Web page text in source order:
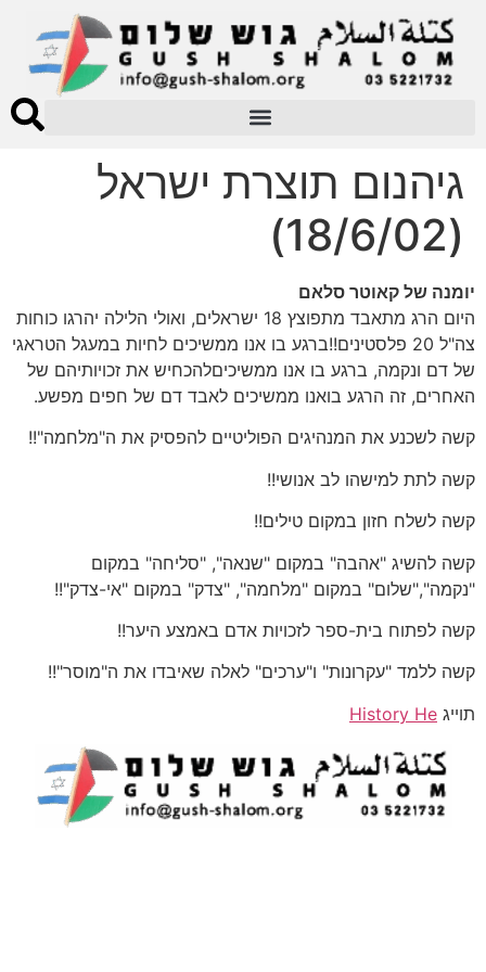
גיהנום תוצרת ישראל
(18/6/02)
יומנה של קאוטר סלאם
היום הרג מתאבד מתפוצץ 18 ישראלים, ואולי הלילה יהרגו כוחות
צה"ל 20 פלסטינים!!ברגע בו אנו ממשיכים לחיות במעגל הטראגי
של דם ונקמה, ברגע בו אנו ממשיכיםלהכחיש את זכויותיהם של
האחרים, זה הרגע בואנו ממשיכים לאבד דם של חפים מפשע.
קשה לשכנע את המנהיגים הפוליטיים להפסיק את ה"מלחמה"!!
קשה לתת למישהו לב אנושי!!
קשה לשלח חזון במקום טילים!!
קשה להשיג "אהבה" במקום "שנאה", "סליחה" במקום
"נקמה","שלום" במקום "מלחמה", "צדק" במקום "אי-צדק"!!
קשה לפתוח בית-ספר לזכויות אדם באמצע היער!!
קשה ללמד "עקרונות" ו"ערכים" לאלה שאיבדו את ה"מוסר"!!
תוייג History He